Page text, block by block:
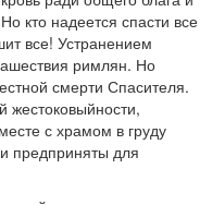
кто надеется спасти все
все! Устранением
римлян. Но
смерти Спасителя.
жестоковыйности,
с храмом в груду
предприняты для